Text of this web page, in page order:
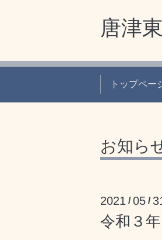
唐津
トップペー
お知ら
2021 /05 /
令和３